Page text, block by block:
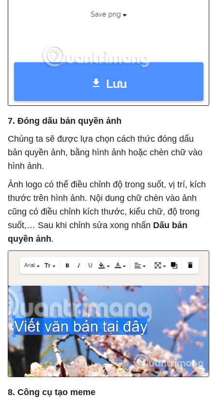
7. Đóng dấu bản quyền ảnh
Chúng ta sẽ được lựa chọn cách thức đóng dấu
bản quyền ảnh, bằng hình ảnh hoặc chèn chữ vào
hình ảnh.
Ảnh logo có thể điều chỉnh độ trong suốt, vị trí, kích
thước trên hình ảnh. Nội dung chữ chèn vào ảnh
cũng có điều chỉnh kích thước, kiểu chữ, độ trong
suốt,… Sau khi chỉnh sửa xong nhấn Dấu bản
quyền ảnh.
8. Công cụ tạo meme